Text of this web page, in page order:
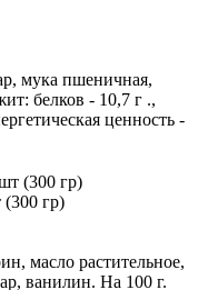
мука пшеничная,
белков - 10,7 г .,
ценность -
гр)
масло растительное,
ванилин. На 100 г.